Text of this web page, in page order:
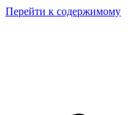
Перейти к содержимому